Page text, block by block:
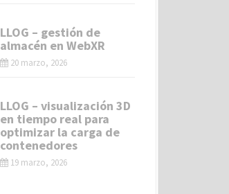
LLOG – gestión de
almacén en WebXR
20 marzo, 2026
LLOG – visualización 3D
en tiempo real para
optimizar la carga de
contenedores
19 marzo, 2026